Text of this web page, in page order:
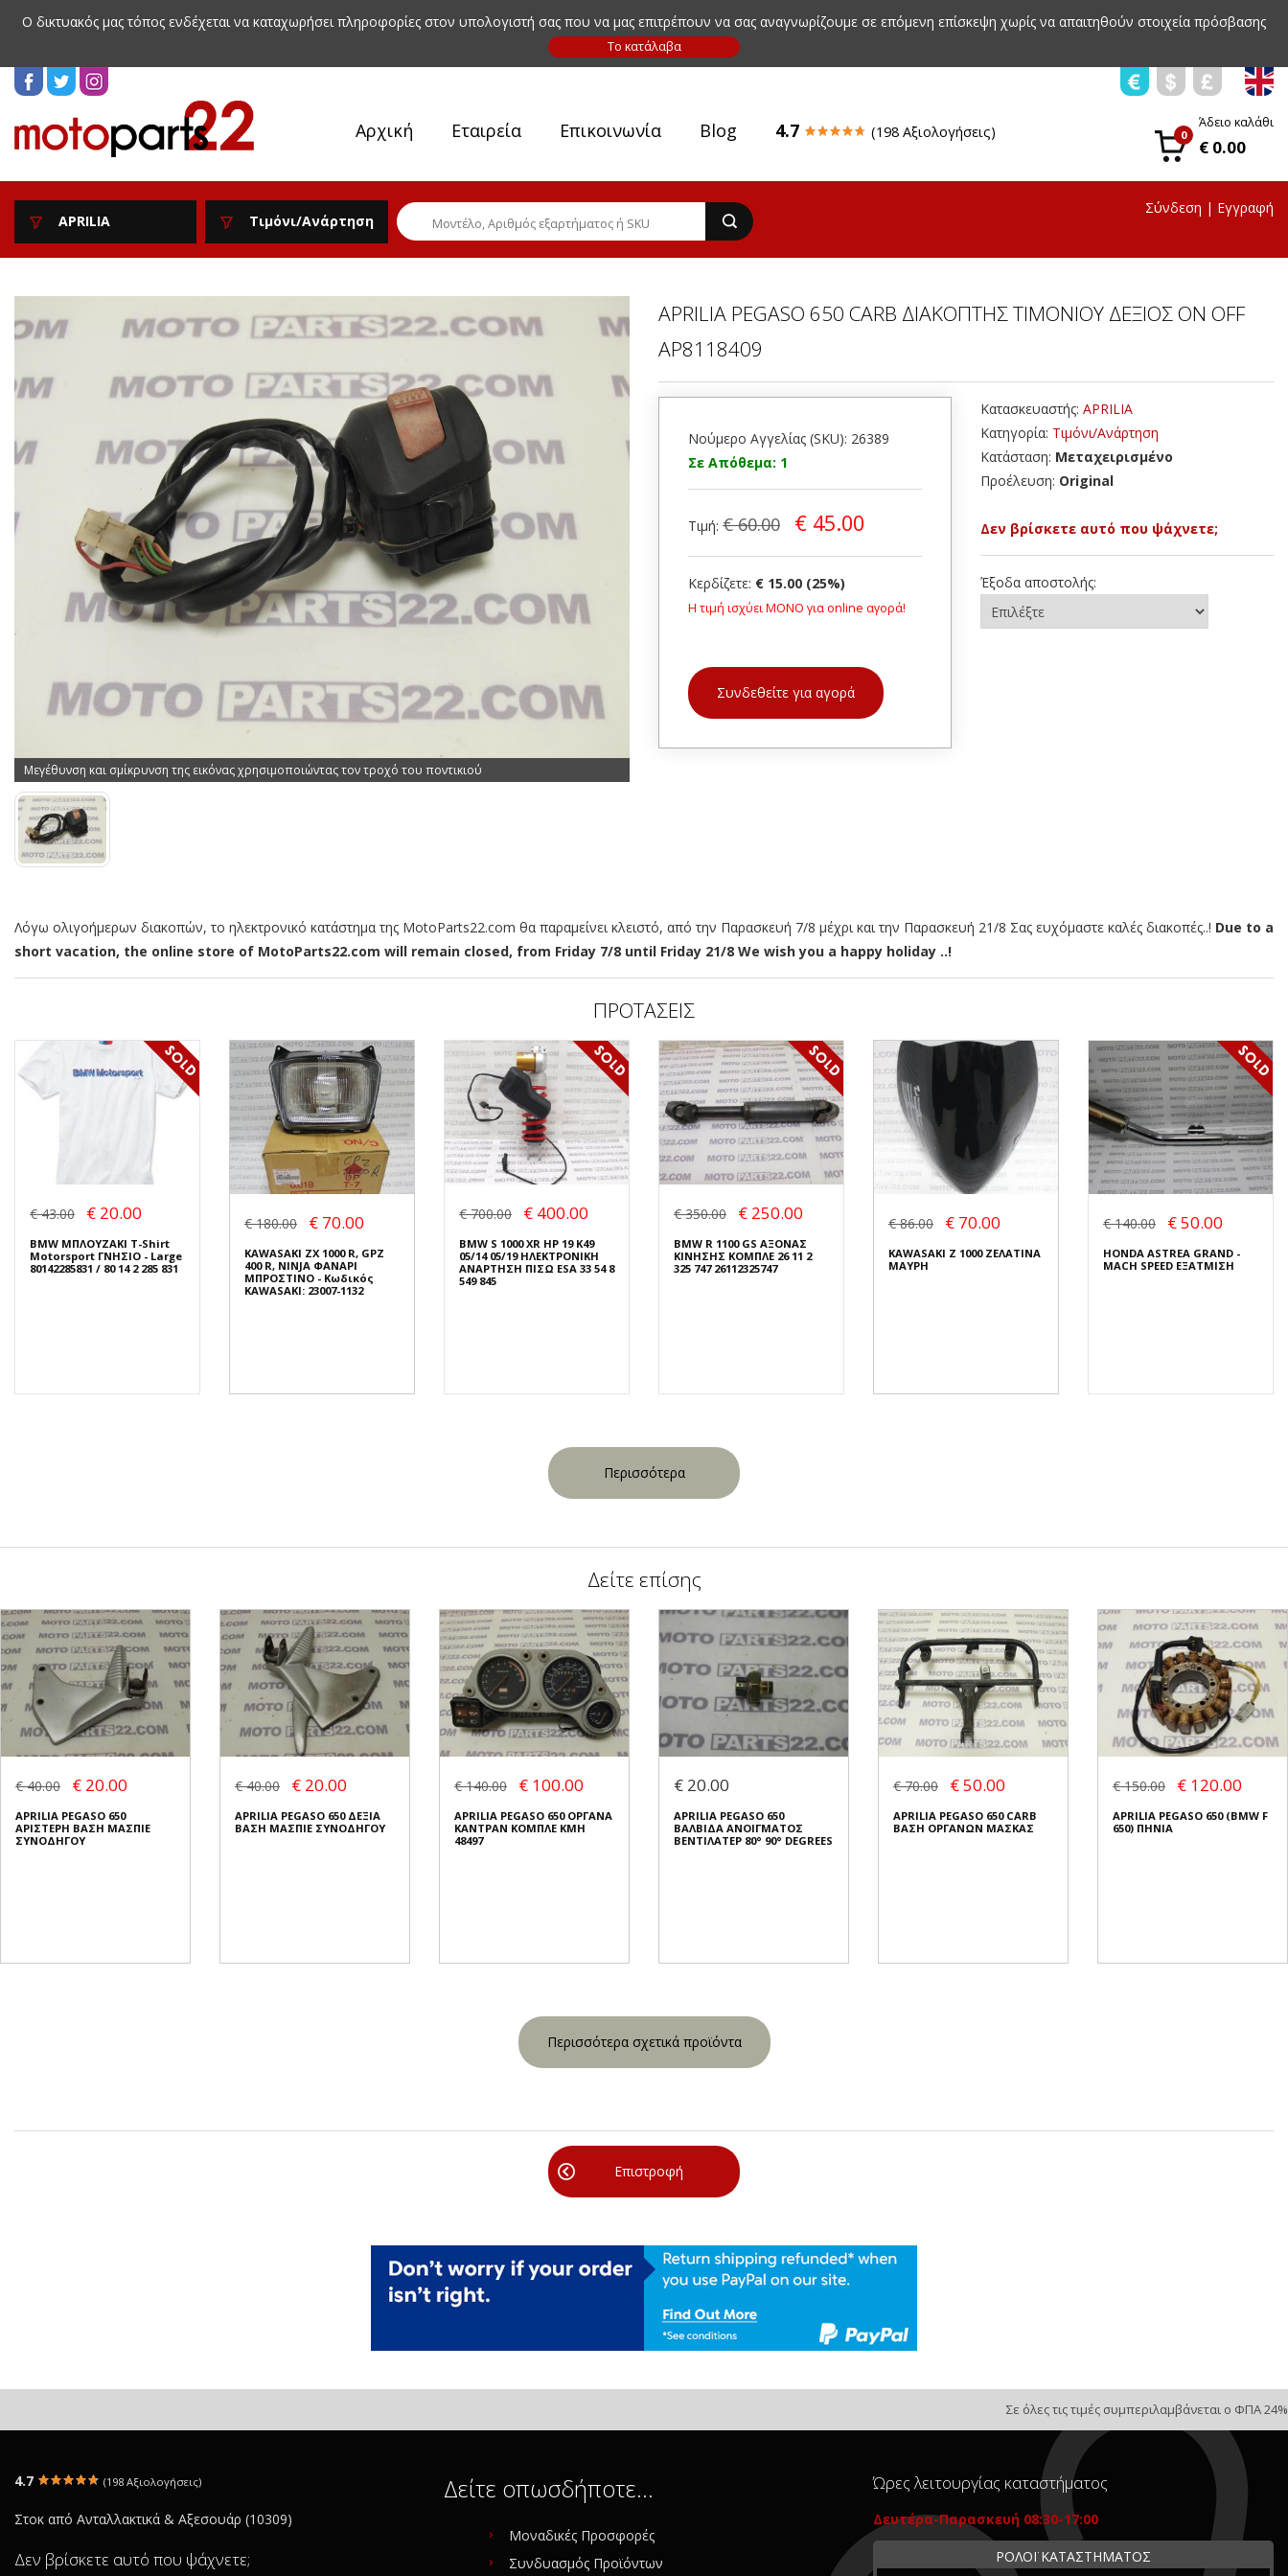
Ο δικτυακός μας τόπος ενδέχεται να καταχωρήσει πληροφορίες στον υπολογιστή σας που να μας επιτρέπουν να σας αναγνωρίζουμε σε επόμενη επίσκεψη χωρίς να απαιτηθούν στοιχεία πρόσβασης
Αρχική Εταιρεία Επικοινωνία Blog 4.7 (198 Αξιολογήσεις) 0
Άδειο καλάθι
€ 0.00
APRILIA Τιμόνι/Ανάρτηση
Σύνδεση | Εγγραφή
Μεγέθυνση και σμίκρυνση της εικόνας χρησιμοποιώντας τον τροχό του ποντικιού
APRILIA PEGASO 650 CARB ΔΙΑΚΟΠΤΗΣ ΤΙΜΟΝΙΟΥ ΔΕΞΙΟΣ ON OFF
AP8118409
Νούμερο Αγγελίας (SKU): 26389
Σε Απόθεμα: 1
Τιμή: € 60.00 € 45.00
Κερδίζετε: € 15.00 (25%)
Η τιμή ισχύει ΜΟΝΟ για online αγορά!
Συνδεθείτε για αγορά
Κατασκευαστής: APRILIA
Κατηγορία: Τιμόνι/Ανάρτηση
Κατάσταση: Μεταχειρισμένο
Προέλευση: Original
Δεν βρίσκετε αυτό που ψάχνετε;
Έξοδα αποστολής:
Λόγω ολιγοήμερων διακοπών, το ηλεκτρονικό κατάστημα της MotoParts22.com θα παραμείνει κλειστό, από την Παρασκευή 7/8 μέχρι και την Παρασκευή 21/8 Σας ευχόμαστε καλές διακοπές..! Due to a
short vacation, the online store of MotoParts22.com will remain closed, from Friday 7/8 until Friday 21/8 We wish you a happy holiday ..!
ΠΡΟΤΑΣΕΙΣ
€ 43.00 € 20.00
BMW ΜΠΛΟΥΖΑΚΙ T-Shirt
Motorsport ΓΝΗΣΙΟ - Large
80142285831 / 80 14 2 285 831
€ 180.00 € 70.00
KAWASAKI ZX 1000 R, GPZ
400 R, NINJA ΦΑΝΑΡΙ
ΜΠΡΟΣΤΙΝΟ - Κωδικός
KAWASAKI: 23007-1132
€ 700.00 € 400.00
BMW S 1000 XR HP 19 K49
05/14 05/19 ΗΛΕΚΤΡΟΝΙΚΗ
ΑΝΑΡΤΗΣΗ ΠΙΣΩ ESA 33 54 8
549 845
€ 350.00 € 250.00
BMW R 1100 GS ΑΞΟΝΑΣ
ΚΙΝΗΣΗΣ ΚΟΜΠΛΕ 26 11 2
325 747 26112325747
€ 86.00 € 70.00
KAWASAKI Z 1000 ΖΕΛΑΤΙΝΑ
ΜΑΥΡΗ
€ 140.00 € 50.00
HONDA ASTREA GRAND -
MACH SPEED ΕΞΑΤΜΙΣΗ
Περισσότερα
Δείτε επίσης
€ 40.00 € 20.00
APRILIA PEGASO 650
ΑΡΙΣΤΕΡΗ ΒΑΣΗ ΜΑΣΠΙΕ
ΣΥΝΟΔΗΓΟΥ
€ 40.00 € 20.00
APRILIA PEGASO 650 ΔΕΞΙΑ
ΒΑΣΗ ΜΑΣΠΙΕ ΣΥΝΟΔΗΓΟΥ
€ 140.00 € 100.00
APRILIA PEGASO 650 ΟΡΓΑΝΑ
ΚΑΝΤΡΑΝ ΚΟΜΠΛΕ KMH
48497
€ 20.00
APRILIA PEGASO 650
ΒΑΛΒΙΔΑ ΑΝΟΙΓΜΑΤΟΣ
ΒΕΝΤΙΛΑΤΕΡ 80° 90° DEGREES
€ 70.00 € 50.00
APRILIA PEGASO 650 CARB
ΒΑΣΗ ΟΡΓΑΝΩΝ ΜΑΣΚΑΣ
€ 150.00 € 120.00
APRILIA PEGASO 650 (BMW F
650) ΠΗΝΙΑ
Περισσότερα σχετικά προϊόντα
Επιστροφή
Σε όλες τις τιμές συμπεριλαμβάνεται ο ΦΠΑ 24%
4.7 (198 Αξιολογήσεις)
Στοκ από Ανταλλακτικά & Αξεσουάρ (10309)
Δεν βρίσκετε αυτό που ψάχνετε;
Δείτε οπωσδήποτε…
Μοναδικές Προσφορές
Συνδυασμός Προϊόντων
Ώρες λειτουργίας καταστήματος
Δευτέρα-Παρασκευή 08:30-17:00
ΡΟΛΟΪ ΚΑΤΑΣΤΗΜΑΤΟΣ